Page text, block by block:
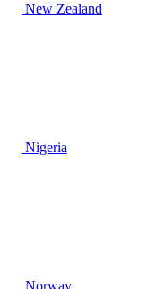
New Zealand
Nigeria
Norway